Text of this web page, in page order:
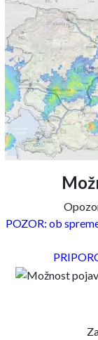
POZOR: ob